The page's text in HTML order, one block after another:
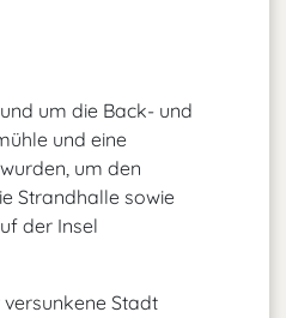
um die Back- und
und eine
um den
Strandhalle sowie
der Insel
Stadt